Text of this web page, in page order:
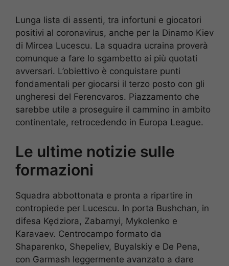
Lunga lista di assenti, tra infortuni e giocatori
positivi al coronavirus, anche per la Dinamo Kiev
di Mircea Lucescu. La squadra ucraina proverà
comunque a fare lo sgambetto ai più quotati
avversari. L’obiettivo è conquistare punti
fondamentali per giocarsi il terzo posto con gli
ungheresi del Ferencvaros. Piazzamento che
sarebbe utile a proseguire il cammino in ambito
continentale, retrocedendo in Europa League.
Le ultime notizie sulle
formazioni
Squadra abbottonata e pronta a ripartire in
contropiede per Lucescu. In porta Bushchan, in
difesa Kędziora, Zabarnyi, Mykolenko e
Karavaev. Centrocampo formato da
Shaparenko, Shepeliev, Buyalskiy e De Pena,
con Garmash leggermente avanzato a dare